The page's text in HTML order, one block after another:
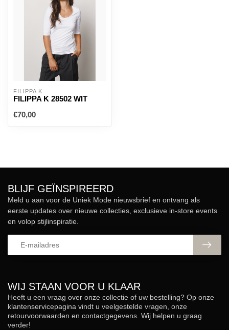
FILIPPA K
FILIPPA K 28502 WIT
€70,00
WIJ STAAN VOOR U KLAAR
Heeft u een vraag over onze collectie of uw bestelling? Op onze
klantenservicepagina vindt u veelgestelde vragen, onze
retourvoorwaarden en contactgegevens. Wij helpen u graag
verder!
BLIJF GEÏNSPIREERD
Meld u aan voor de Uniek Mode nieuwsbrief en ontvang als
eerste updates over nieuwe collecties, exclusieve in-store events
en volop stijlinspiratie.